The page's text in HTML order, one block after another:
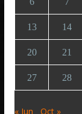
13 14
20 21
27 28
« Jun Oct »